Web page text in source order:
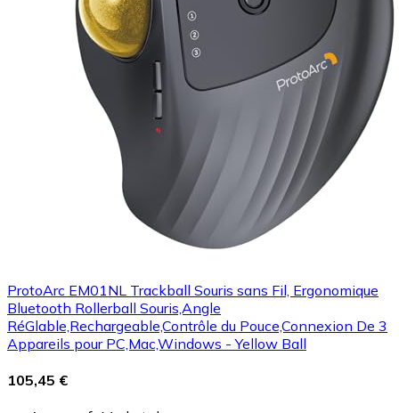
ProtoArc EM01NL Trackball Souris sans Fil, Ergonomique
Bluetooth Rollerball Souris,Angle
RéGlable,Rechargeable,Contrôle du Pouce,Connexion De 3
Appareils pour PC,Mac,Windows - Yellow Ball
105,45 €